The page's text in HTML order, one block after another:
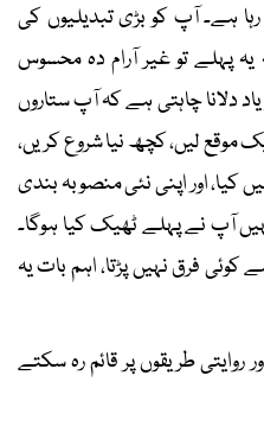
ہے۔ آپ کو بڑی تبدیلیوں کی
یہ پہلے تو غیر آرام دہ محسوس
دلانا چاہتی ہے کہ آپ ستاروں
موقع لیں، کچھ نیا شروع کریں،
کیا، اور اپنی نئی منصوبہ بندی
آپ نے پہلے ٹھیک کیا ہوگا۔
فرق نہیں پڑتا، اہم بات یہ
طریقوں پر قائم رہ سکتے